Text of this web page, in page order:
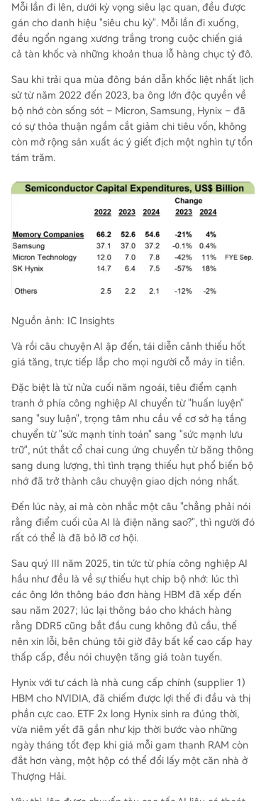
Mỗi lần đi lên, dưới kỳ vọng siêu lạc quan, đều được
gán cho danh hiệu "siêu chu kỳ". Mỗi lần đi xuống,
đều ngổn ngang xương trắng trong cuộc chiến giá
cả tàn khốc và những khoản thua lỗ hàng chục tỷ đô.
Sau khi trải qua mùa đông bán dẫn khốc liệt nhất lịch
sử từ năm 2022 đến 2023, ba ông lớn độc quyền về
bộ nhớ còn sống sót – Micron, Samsung, Hynix – đã
có sự thỏa thuận ngầm cắt giảm chi tiêu vốn, không
còn mở rộng sản xuất ác ý giết địch một nghìn tự tổn
tám trăm.
Nguồn ảnh: IC Insights
Và rồi câu chuyện AI ập đến, tái diễn cảnh thiếu hốt
giá tăng, trực tiếp lắp cho mọi người cỗ máy in tiền.
Đặc biệt là từ nửa cuối năm ngoái, tiêu điểm cạnh
tranh ở phía công nghiệp AI chuyển từ "huấn luyện"
sang "suy luận", trọng tâm nhu cầu về cơ sở hạ tầng
chuyển từ "sức mạnh tính toán" sang "sức mạnh lưu
trữ", nút thắt cổ chai cung ứng chuyển từ băng thông
sang dung lượng, thì tình trạng thiếu hụt phổ biến bộ
nhớ đã trở thành câu chuyện giao dịch nóng nhất.
Đến lúc này, ai mà còn nhắc một câu "chẳng phải nói
rằng điểm cuối của AI là điện năng sao?", thì người đó
rất có thể là đã bỏ lỡ cơ hội.
Sau quý III năm 2025, tin tức từ phía công nghiệp AI
hầu như đều là về sự thiếu hụt chip bộ nhớ: lúc thì
các ông lớn thông báo đơn hàng HBM đã xếp đến
sau năm 2027; lúc lại thông báo cho khách hàng
rằng DDR5 cũng bắt đầu cung không đủ cầu, thế
nên xin lỗi, bên chúng tôi giờ đây bất kể cao cấp hay
thấp cấp, đều nói chuyện tăng giá toàn tuyến.
Hynix với tư cách là nhà cung cấp chính (supplier 1)
HBM cho NVIDIA, đã chiếm được lợi thế đi đầu và thị
phần cực cao. ETF 2x long Hynix sinh ra đúng thời,
vừa niêm yết đã gần như kịp thời bước vào những
ngày tháng tốt đẹp khi giá mỗi gam thanh RAM còn
đắt hơn vàng, một hộp có thể đổi lấy một căn nhà ở
Thượng Hải.